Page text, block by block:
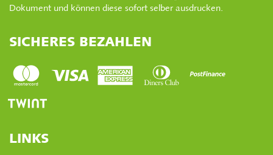
Dokument und können diese sofort selber ausdrucken.
SICHERES BEZAHLEN
LINKS